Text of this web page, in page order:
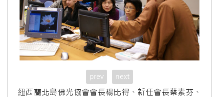
prev next
紐西蘭北島佛光協會會長楊比得、新任會長蔡素芬、